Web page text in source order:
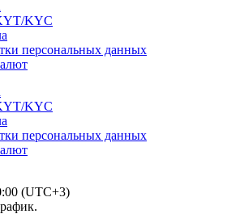
KYC
персональных данных
KYC
персональных данных
(UTC+3)